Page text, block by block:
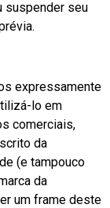
suspender seu
expressamente
lo em
comerciais,
da
(e tampouco
da
um frame deste